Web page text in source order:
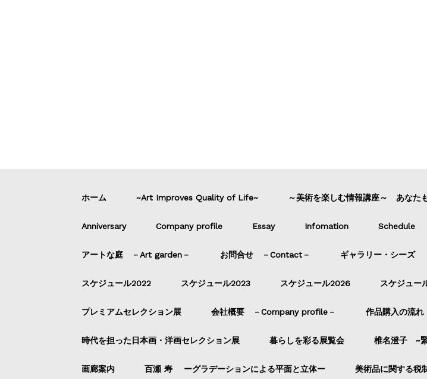
ホーム ~Art Improves Quality of Life~ ～美術を楽しむ情報講座～ あなた
Anniversary Company profile Essay Infomation Schedule
アートな庭 －Art garden－ お問合せ －Contact－ ギャラリー・シーズ
スケジュール2022 スケジュール2023 スケジュール2026 スケジュー
プレミアムセレクション展 会社概要 －Company profile－ 作品購入の流れ
時代を担った日本画・洋画セレクション展 暮らしを彩る展覧会 椎名澄子 ~
画廊案内 百瀬 寿 ーグラデーションによる平面と立体ー 美術品に関する税